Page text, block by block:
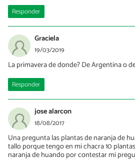
Responder
Graciela
19/03/2019
La primavera de donde? De Argentina o
Responder
jose alarcon
18/08/2017
Una pregunta las plantas de naranja de
tallo porque tengo en mi chacra 10
naranja de huando por contestar mi